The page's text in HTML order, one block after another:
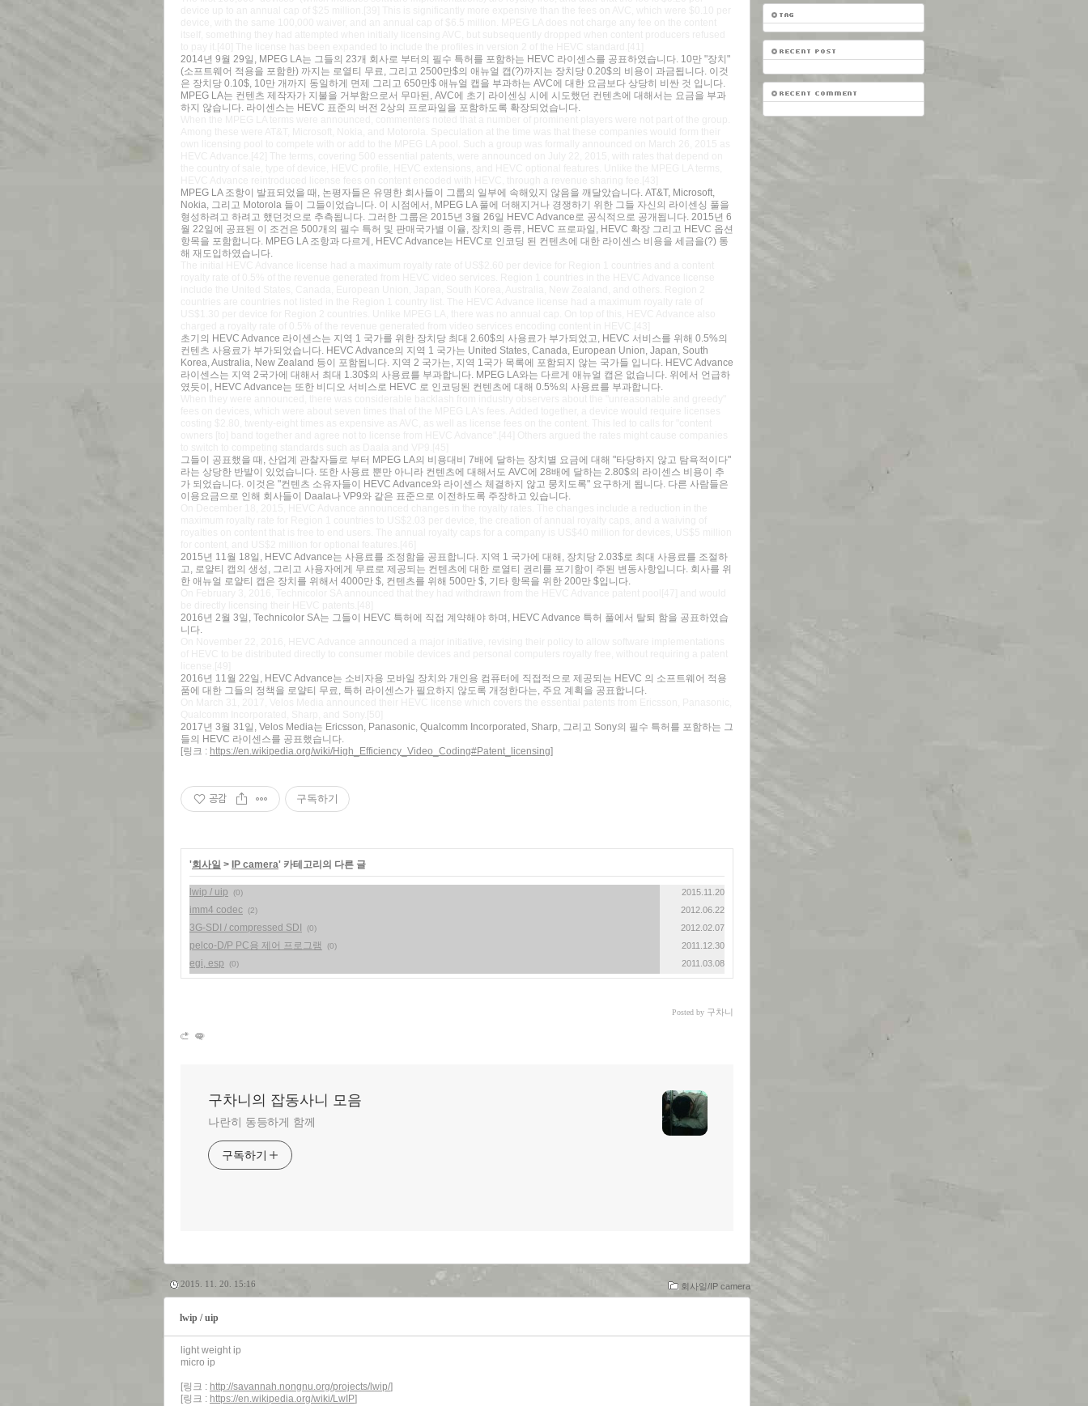
2014년 9월 29일, MPEG LA는 그들의 23개 회사로 부터의 필수 특허를 포함하는 HEVC 라이센스를 공표하였습니다. 10만 "장치"
(소프트웨어 적용을 포함한) 까지는 로열티 무료, 그리고 2500만$의 애뉴얼 캡(?)까지는 장치당 0.20$의 비용이 과금됩니다. 이것
은 장치당 0.10$, 10만 개까지 동일하게 면제 그리고 650만$ 애뉴얼 캡을 부과하는 AVC에 대한 요금보다 상당히 비싼 것 입니다.
MPEG LA는 컨텐츠 제작자가 지불을 거부함으로서 무마된, AVC에 초기 라이센싱 시에 시도했던 컨텐츠에 대해서는 요금을 부과
하지 않습니다. 라이센스는 HEVC 표준의 버전 2상의 프로파일을 포함하도록 확장되었습니다.
MPEG LA 조항이 발표되었을 때, 논평자들은 유명한 회사들이 그룹의 일부에 속해있지 않음을 깨달았습니다. AT&T, Microsoft,
Nokia, 그리고 Motorola 들이 그들이었습니다. 이 시점에서, MPEG LA 풀에 더해지거나 경쟁하기 위한 그들 자신의 라이센싱 풀을
형성하려고 하려고 했던것으로 추측됩니다. 그러한 그룹은 2015년 3월 26일 HEVC Advance로 공식적으로 공개됩니다. 2015년 6
월 22일에 공표된 이 조건은 500개의 필수 특허 및 판매국가별 이율, 장치의 종류, HEVC 프로파일, HEVC 확장 그리고 HEVC 옵션
항목을 포함합니다. MPEG LA 조항과 다르게, HEVC Advance는 HEVC로 인코딩 된 컨텐츠에 대한 라이센스 비용을 세금을(?) 통
해 재도입하였습니다.
초기의 HEVC Advance 라이센스는 지역 1 국가를 위한 장치당 최대 2.60$의 사용료가 부가되었고, HEVC 서비스를 위해 0.5%의
컨텐츠 사용료가 부가되었습니다. HEVC Advance의 지역 1 국가는 United States, Canada, European Union, Japan, South
Korea, Australia, New Zealand 등이 포함됩니다. 지역 2 국가는, 지역 1국가 목록에 포함되지 않는 국가들 입니다. HEVC Advance
라이센스는 지역 2국가에 대해서 최대 1.30$의 사용료를 부과합니다. MPEG LA와는 다르게 애뉴얼 캡은 없습니다. 위에서 언급하
였듯이, HEVC Advance는 또한 비디오 서비스로 HEVC 로 인코딩된 컨텐츠에 대해 0.5%의 사용료를 부과합니다.
그들이 공표했을 때, 산업계 관찰자들로 부터 MPEG LA의 비용대비 7배에 달하는 장치별 요금에 대해 "타당하지 않고 탐욕적이다"
라는 상당한 반발이 있었습니다. 또한 사용료 뿐만 아니라 컨텐츠에 대해서도 AVC에 28배에 달하는 2.80$의 라이센스 비용이 추
가 되었습니다. 이것은 "컨텐츠 소유자들이 HEVC Advance와 라이센스 체결하지 않고 뭉치도록" 요구하게 됩니다. 다른 사람들은
이용요금으로 인해 회사들이 Daala나 VP9와 같은 표준으로 이전하도록 주장하고 있습니다.
2015년 11월 18일, HEVC Advance는 사용료를 조정함을 공표합니다. 지역 1 국가에 대해, 장치당 2.03$로 최대 사용료를 조절하
고, 로얄티 캡의 생성, 그리고 사용자에게 무료로 제공되는 컨텐츠에 대한 로열티 권리를 포기함이 주된 변동사항입니다. 회사를 위
한 애뉴얼 로얄티 캡은 장치를 위해서 4000만 $, 컨텐츠를 위해 500만 $, 기타 항목을 위한 200만 $입니다.
2016년 2월 3일, Technicolor SA는 그들이 HEVC 특허에 직접 계약해야 하며, HEVC Advance 특허 풀에서 탈퇴 함을 공표하였습
니다.
2016년 11월 22일, HEVC Advance는 소비자용 모바일 장치와 개인용 컴퓨터에 직접적으로 제공되는 HEVC 의 소프트웨어 적용
품에 대한 그들의 정책을 로얄티 무료, 특허 라이센스가 필요하지 않도록 개정한다는, 주요 계획을 공표합니다.
2017년 3월 31일, Velos Media는 Ericsson, Panasonic, Qualcomm Incorporated, Sharp, 그리고 Sony의 필수 특허를 포함하는 그
들의 HEVC 라이센스를 공표했습니다.
[링크 : https://en.wikipedia.org/wiki/High_Efficiency_Video_Coding#Patent_licensing]
공감 구독하기
'회사일 > IP camera' 카테고리의 다른 글
lwip / uip (0) 2015.11.20
imm4 codec (2) 2012.06.22
3G-SDI / compressed SDI (0) 2012.02.07
pelco-D/P PC용 제어 프로그램 (0) 2011.12.30
egi, esp (0) 2011.03.08
Posted by 구차니
구차니의 잡동사니 모음
나란히 동등하게 함께
구독하기
회사일/IP camera
2015. 11. 20. 15:16
lwip / uip
light weight ip
micro ip
[링크 : http://savannah.nongnu.org/projects/lwip/]
[링크 : https://en.wikipedia.org/wiki/LwIP]